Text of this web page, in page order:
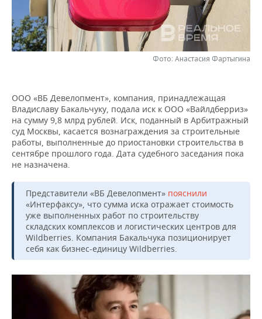
НЕФТЕХИМИЯ
НЕФТЬ
РОЗНИЧНАЯ ТОРГОВЛЯ
ТРАНСПОРТ
НОВОСТИ ТЕХНОЛОГИЙ
IT
ТЕЛЕКОММУНИКАЦИИ
МЕРОПРИЯТИЯ
НОВОСТИ МЕРОПРИЯТИЙ
БИЗНЕС-БРАНЧИ
ONLINE-КОНФЕРЕНЦИИ
ОТКРЫТАЯ ЛЕКЦИЯ
СПОРТ
ФУТБОЛ
ХОККЕЙ
БАСКЕТБОЛ
ВОЛЕЙБОЛ
КИБЕРСПОРТ
ФИГУРНОЕ КАТАНИЕ
ВОДНЫЕ ВИДЫ СПОРТА
ХОККЕЙ С МЯЧОМ
НОВОСТИ ОБЩЕСТВА
ВЛАСТЬ
ИНФРАСТРУКТУРА
ИСТОРИЯ
КУЛЬТУРА
МЕДИЦИНА
ОБРАЗОВАНИЕ
ПРОИСШЕСТВИЯ
ФОТОГАЛЕРЕЯ
СЮЖЕТЫ
СПРАВОЧНИК
СПИСОК ПЕРСОН
СПИСОК КОМПАНИЙ
ПОЛНАЯ ВЕРСИЯ
Фото: Анастасия Фартыгина
ООО «ВБ Девелопмент», компания, принадлежащая
Владиславу Бакальчуку, подала иск к ООО «Вайлдберриз»
на сумму 9,8 млрд рублей. Иск, поданный в Арбитражный
суд Москвы, касается вознаграждения за строительные
работы, выполненные до приостановки строительства в
сентябре прошлого года. Дата судебного заседания пока
не назначена.
Представители «ВБ Девелопмент» пояснили
«Интерфаксу», что сумма иска отражает стоимость
уже выполненных работ по строительству
складских комплексов и логистических центров для
Wildberries. Компания Бакальчука позиционирует
себя как бизнес-единицу Wildberries.